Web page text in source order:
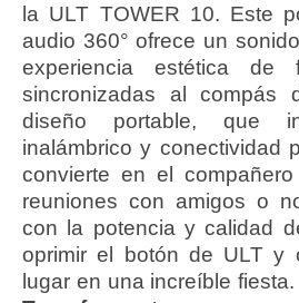
la ULT TOWER 10. Este
audio 360° ofrece un
experiencia estética de
sincronizadas al compás
diseño portable, que
inalámbrico y conectividad
convierte en el
reuniones con amigos o
con la potencia y calidad
oprimir el botón de ULT y
lugar en una increíble fiesta.